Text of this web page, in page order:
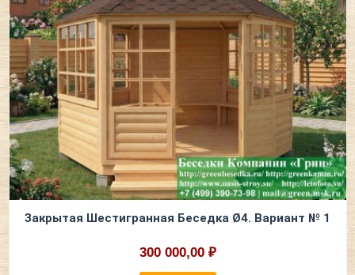
Закрытая Шестигранная Беседка Ø4. Вариант № 1
300 000,00 ₽